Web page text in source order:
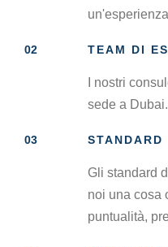
02 TEAM DI
I nostri
sede a Dubai.
03
Gli standard
noi una cosa
puntualità,